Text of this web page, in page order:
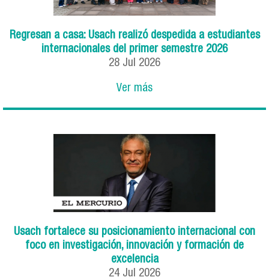
Regresan a casa: Usach realizó despedida a estudiantes
internacionales del primer semestre 2026
28 Jul 2026
Ver más
Usach fortalece su posicionamiento internacional con
foco en investigación, innovación y formación de
excelencia
24 Jul 2026